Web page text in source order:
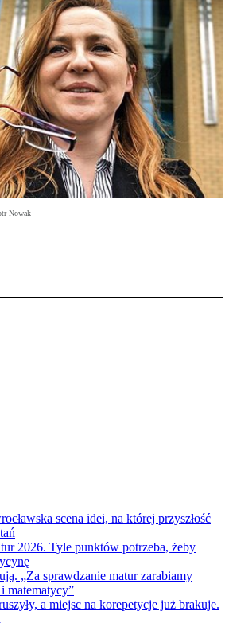
Nowak
scena idei, na której przyszłość
2026. Tyle punktów potrzeba, żeby
„Za sprawdzanie matur zarabiamy
matematycy”
a miejsc na korepetycje już brakuje.